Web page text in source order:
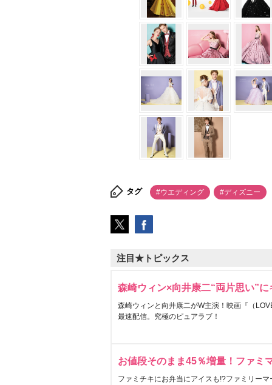
タグ #ウエディング #ディズニー
注目★トピックス
森崎ウィン×向井康二“両片思い”
森崎ウィンと向井康二がW主演！映画『（
最速配信。究極のピュアラブ！
お値段そのまま45％増量！ファミ
ファミチキにお弁当にアイスも!?ファミリー